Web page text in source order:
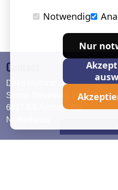
Contact
Deko Holland
Simon Stevinweg 19
6827 BS Arnhem The
Netherlands
Notwendig
Nur